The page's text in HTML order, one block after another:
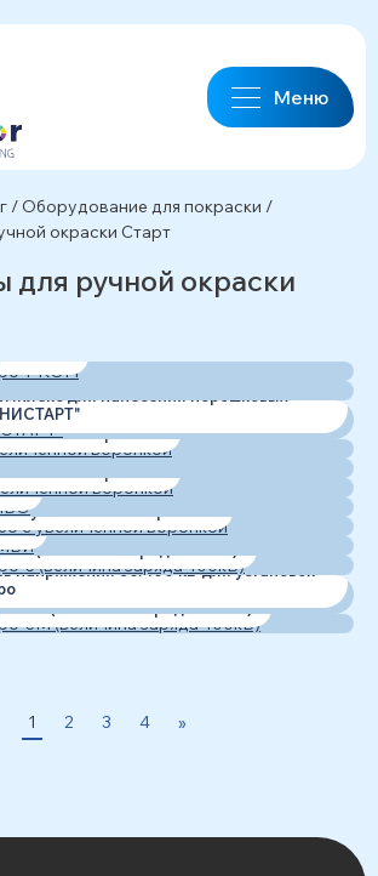
Меню
/ Оборудование для покраски /
окраски Старт
для ручной окраски
для нанесения порошковых
воронкой
воронкой
с увеличенной воронкой
3 (величина заряда-100кВ)
напряжения 50/100 кВ для установок
3М (величина заряда-100кВ)
1 2 3 4 »